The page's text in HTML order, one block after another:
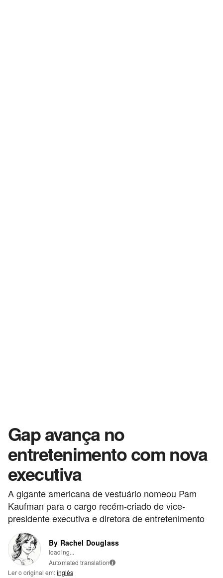
Gap avança no
entretenimento com nova
executiva
A gigante americana de vestuário nomeou Pam
Kaufman para o cargo recém-criado de vice-
presidente executiva e diretora de entretenimento
By Rachel Douglass
loading...
Automated translation i
Ler o original em:inglês